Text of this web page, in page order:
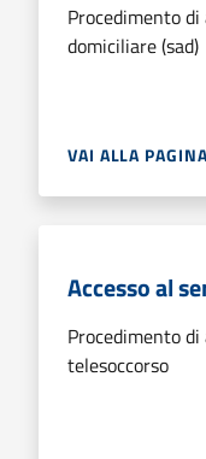
Procedimento
domiciliare (sad)
VAI ALLA PAGINA
Accesso al
Procedimento di
telesoccorso